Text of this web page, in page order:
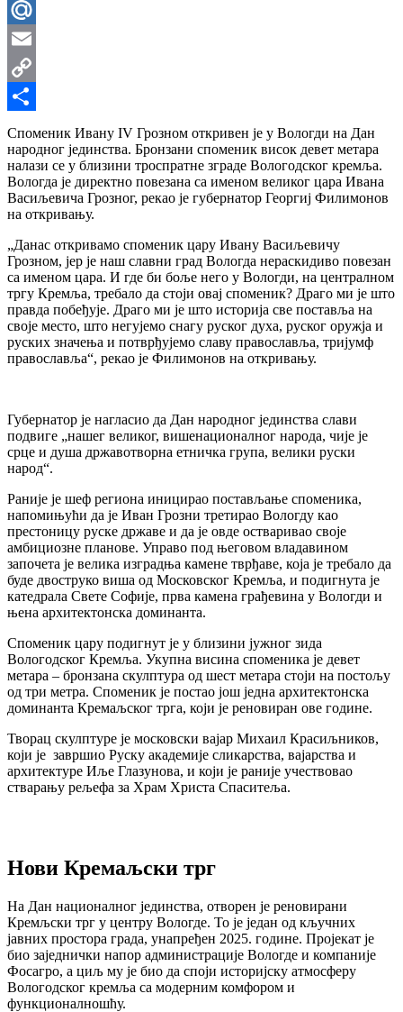
Reddit
Mail.Ru
Email
Copy
Link
Share
Споменик Ивану IV Грозном откривен је у Вологди на Дан
народног јединства. Бронзани споменик висок девет метара
налази се у близини троспратне зграде Вологодског кремља.
Вологда је директно повезана са именом великог цара Ивана
Васиљевича Грозног, рекао је губернатор Георгиј Филимонов
на откривању.
„Данас откривамо споменик цару Ивану Васиљевичу
Грозном, јер је наш славни град Вологда нераскидиво повезан
са именом цара. И где би боље него у Вологди, на централном
тргу Кремља, требало да стоји овај споменик? Драго ми је што
правда побеђује. Драго ми је што историја све поставља на
своје место, што негујемо снагу руског духа, руског оружја и
руских значења и потврђујемо славу православља, тријумф
православља“, рекао је Филимонов на откривању.
Губернатор је нагласио да Дан народног јединства слави
подвиге „нашег великог, вишенационалног народа, чије је
срце и душа државотворна етничка група, велики руски
народ“.
Раније је шеф региона иницирао постављање споменика,
напомињући да је Иван Грозни третирао Вологду као
престоницу руске државе и да је овде остваривао своје
амбициозне планове. Управо под његовом владавином
започета је велика изградња камене тврђаве, која је требало да
буде двоструко виша од Московског Кремља, и подигнута је
катедрала Свете Софије, прва камена грађевина у Вологди и
њена архитектонска доминанта.
Споменик цару подигнут је у близини јужног зида
Вологодског Кремља. Укупна висина споменика је девет
метара – бронзана скулптура од шест метара стоји на постољу
од три метра. Споменик је постао још једна архитектонска
доминанта Кремаљског трга, који је реновиран ове године.
Творац скулптуре је московски вајар Михаил Красиљников,
који је завршио Руску академије сликарства, вајарства и
архитектуре Иље Глазунова, и који је раније учествовао
стварању рељефа за Храм Христа Спаситеља.
Нови Кремаљски трг
На Дан националног јединства, отворен је реновирани
Кремљски трг у центру Вологде. То је један од кључних
јавних простора града, унапређен 2025. године. Пројекат је
био заједнички напор администрације Вологде и компаније
Фосагро, а циљ му је био да споји историјску атмосферу
Вологодског кремља са модерним комфором и
функционалношћу.